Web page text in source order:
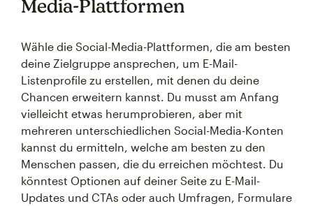
Media-Plattformen
Wähle die Social-Media-Plattformen, die am besten
deine Zielgruppe ansprechen, um E-Mail-
Listenprofile zu erstellen, mit denen du deine
Chancen erweitern kannst. Du musst am Anfang
vielleicht etwas herumprobieren, aber mit
mehreren unterschiedlichen Social-Media-Konten
kannst du ermitteln, welche am besten zu den
Menschen passen, die du erreichen möchtest. Du
könntest Optionen auf deiner Seite zu E-Mail-
Updates und CTAs oder auch Umfragen, Formulare